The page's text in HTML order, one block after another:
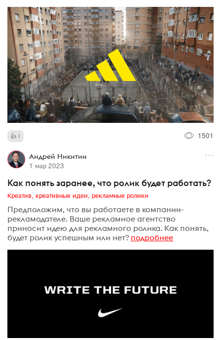
1 1501
Андрей Никитин
1 мар 2023
Как понять заранее, что ролик будет работать?
Креатив, креативные идеи, рекламные ролики
Предположим, что вы работаете в компании-
рекламодателе. Ваше рекламное агентство
приносит идею для рекламного ролика. Как понять,
будет ролик успешным или нет? подробнее